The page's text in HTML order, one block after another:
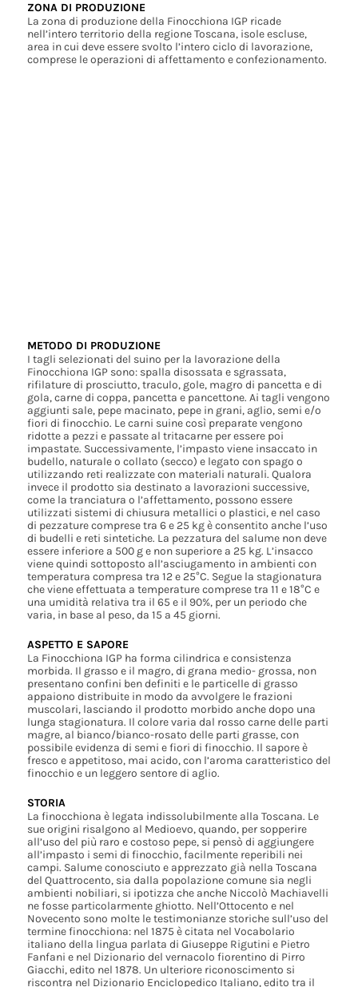
ZONA DI PRODUZIONE
La zona di produzione della Finocchiona IGP ricade
nell’intero territorio della regione Toscana, isole escluse,
area in cui deve essere svolto l’intero ciclo di lavorazione,
comprese le operazioni di affettamento e confezionamento.
METODO DI PRODUZIONE
I tagli selezionati del suino per la lavorazione della
Finocchiona IGP sono: spalla disossata e sgrassata,
rifilature di prosciutto, traculo, gole, magro di pancetta e di
gola, carne di coppa, pancetta e pancettone. Ai tagli vengono
aggiunti sale, pepe macinato, pepe in grani, aglio, semi e/o
fiori di finocchio. Le carni suine così preparate vengono
ridotte a pezzi e passate al tritacarne per essere poi
impastate. Successivamente, l’impasto viene insaccato in
budello, naturale o collato (secco) e legato con spago o
utilizzando reti realizzate con materiali naturali. Qualora
invece il prodotto sia destinato a lavorazioni successive,
come la tranciatura o l’affettamento, possono essere
utilizzati sistemi di chiusura metallici o plastici, e nel caso
di pezzature comprese tra 6 e 25 kg è consentito anche l’uso
di budelli e reti sintetiche. La pezzatura del salume non deve
essere inferiore a 500 g e non superiore a 25 kg. L’insacco
viene quindi sottoposto all’asciugamento in ambienti con
temperatura compresa tra 12 e 25°C. Segue la stagionatura
che viene effettuata a temperature comprese tra 11 e 18°C e
una umidità relativa tra il 65 e il 90%, per un periodo che
varia, in base al peso, da 15 a 45 giorni.
ASPETTO E SAPORE
La Finocchiona IGP ha forma cilindrica e consistenza
morbida. Il grasso e il magro, di grana medio- grossa, non
presentano confini ben definiti e le particelle di grasso
appaiono distribuite in modo da avvolgere le frazioni
muscolari, lasciando il prodotto morbido anche dopo una
lunga stagionatura. Il colore varia dal rosso carne delle parti
magre, al bianco/bianco-rosato delle parti grasse, con
possibile evidenza di semi e fiori di finocchio. Il sapore è
fresco e appetitoso, mai acido, con l’aroma caratteristico del
finocchio e un leggero sentore di aglio.
STORIA
La finocchiona è legata indissolubilmente alla Toscana. Le
sue origini risalgono al Medioevo, quando, per sopperire
all’uso del più raro e costoso pepe, si pensò di aggiungere
all’impasto i semi di finocchio, facilmente reperibili nei
campi. Salume conosciuto e apprezzato già nella Toscana
del Quattrocento, sia dalla popolazione comune sia negli
ambienti nobiliari, si ipotizza che anche Niccolò Machiavelli
ne fosse particolarmente ghiotto. Nell’Ottocento e nel
Novecento sono molte le testimonianze storiche sull’uso del
termine finocchiona: nel 1875 è citata nel Vocabolario
italiano della lingua parlata di Giuseppe Rigutini e Pietro
Fanfani e nel Dizionario del vernacolo fiorentino di Pirro
Giacchi, edito nel 1878. Un ulteriore riconoscimento si
riscontra nel Dizionario Enciclopedico Italiano, edito tra il